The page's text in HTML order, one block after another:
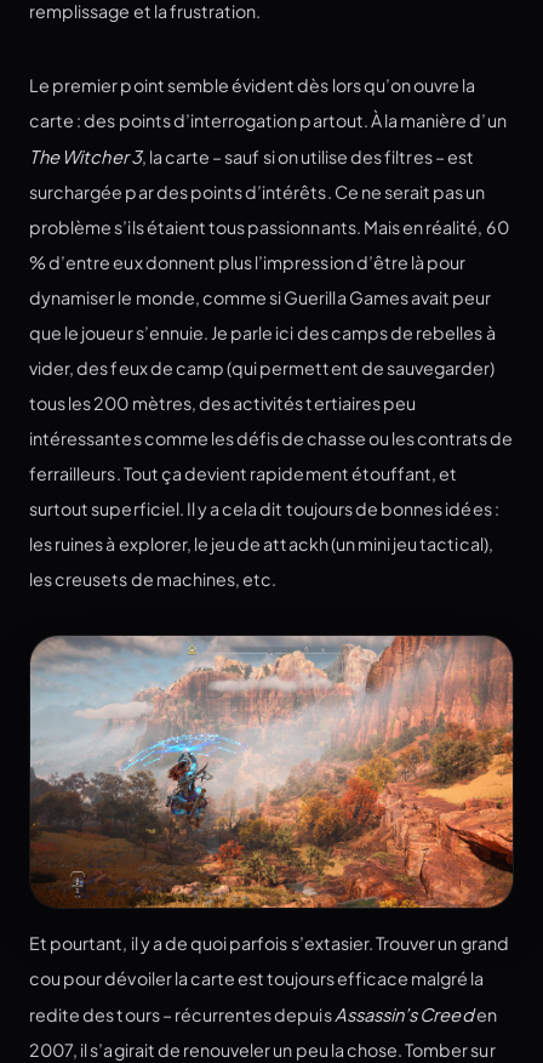
remplissage et la frustration.
Le premier point semble évident dès lors qu’on ouvre la
carte : des points d’interrogation partout. À la manière d’un
The Witcher 3, la carte – sauf si on utilise des filtres – est
surchargée par des points d’intérêts. Ce ne serait pas un
problème s’ils étaient tous passionnants. Mais en réalité, 60
% d’entre eux donnent plus l’impression d’être là pour
dynamiser le monde, comme si Guerilla Games avait peur
que le joueur s’ennuie. Je parle ici des camps de rebelles à
vider, des feux de camp (qui permettent de sauvegarder)
tous les 200 mètres, des activités tertiaires peu
intéressantes comme les défis de chasse ou les contrats de
ferrailleurs. Tout ça devient rapidement étouffant, et
surtout superficiel. Il y a cela dit toujours de bonnes idées :
les ruines à explorer, le jeu de attackh (un mini jeu tactical),
les creusets de machines, etc.
Et pourtant, il y a de quoi parfois s’extasier. Trouver un grand
cou pour dévoiler la carte est toujours efficace malgré la
redite des tours – récurrentes depuisAssassin’s Creeden
2007, il s’agirait de renouveler un peu la chose. Tomber sur